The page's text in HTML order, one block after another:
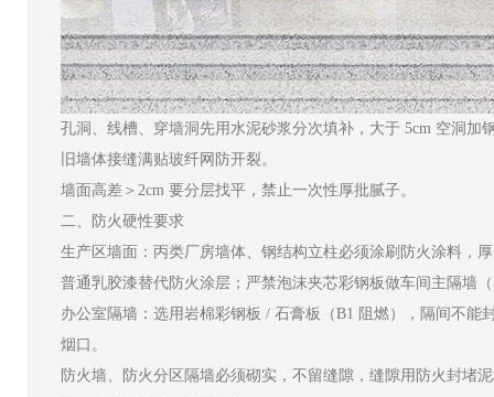
孔洞、线槽、穿墙洞先用水泥砂浆分次填补，大于 5cm 空洞加
旧墙体接缝满贴玻纤网防开裂。
墙面高差＞2cm 要分层找平，禁止一次性厚批腻子。
二、防火硬性要求
生产区墙面：丙类厂房墙体、钢结构立柱必须涂刷防火涂料，
普通乳胶漆替代防火涂层；严禁泡沫夹芯彩钢板做车间主隔墙
办公室隔墙：选用岩棉彩钢板 / 石膏板（B1 阻燃），隔间不能
烟口。
防火墙、防火分区隔墙必须砌实，不留缝隙，缝隙用防火封堵